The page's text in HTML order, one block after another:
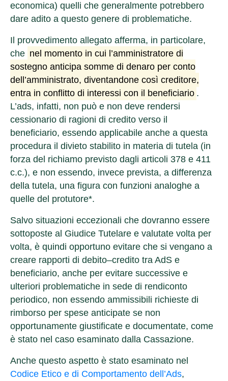
economica) quelli che generalmente potrebbero
dare adito a questo genere di problematiche.
Il provvedimento allegato afferma, in particolare,
che nel momento in cui l’amministratore di
sostegno anticipa somme di denaro per conto
dell’amministrato, diventandone così creditore,
entra in conflitto di interessi con il beneficiario .
L’ads, infatti, non può e non deve rendersi
cessionario di ragioni di credito verso il
beneficiario, essendo applicabile anche a questa
procedura il divieto stabilito in materia di tutela (in
forza del richiamo previsto dagli articoli 378 e 411
c.c.), e non essendo, invece prevista, a differenza
della tutela, una figura con funzioni analoghe a
quelle del protutore*.
Salvo situazioni eccezionali che dovranno essere
sottoposte al Giudice Tutelare e valutate volta per
volta, è quindi opportuno evitare che si vengano a
creare rapporti di debito–credito tra AdS e
beneficiario, anche per evitare successive e
ulteriori problematiche in sede di rendiconto
periodico, non essendo ammissibili richieste di
rimborso per spese anticipate se non
opportunamente giustificate e documentate, come
è stato nel caso esaminato dalla Cassazione.
Anche questo aspetto è stato esaminato nel
Codice Etico e di Comportamento dell’Ads,